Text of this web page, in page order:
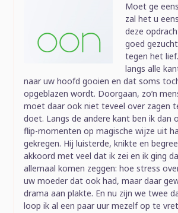
Moet ge
zal het u
deze
goed
tegen het
langs alle
naar uw hoofd gooien en dat soms
opgeblazen wordt. Doorgaan, zo’n
moet daar ook niet teveel over zagen
doet. Langs de andere kant ben ik dan
flip-momenten op magische wijze uit
gekregen. Hij luisterde, knikte en
akkoord met veel dat ik zei en ik ging
allemaal komen zeggen: hoe stress
uw moeder dat ook had, maar daar
drama aan plakte. En nu zijn we twee
loop ik al een paar uur mezelf op te